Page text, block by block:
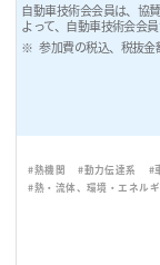
自動車技術会会員は、協
よって、自動車技術会会
参加費の税込、税抜金
#熱機関 #動力伝達系 #
#熱・流体、環境・エネル